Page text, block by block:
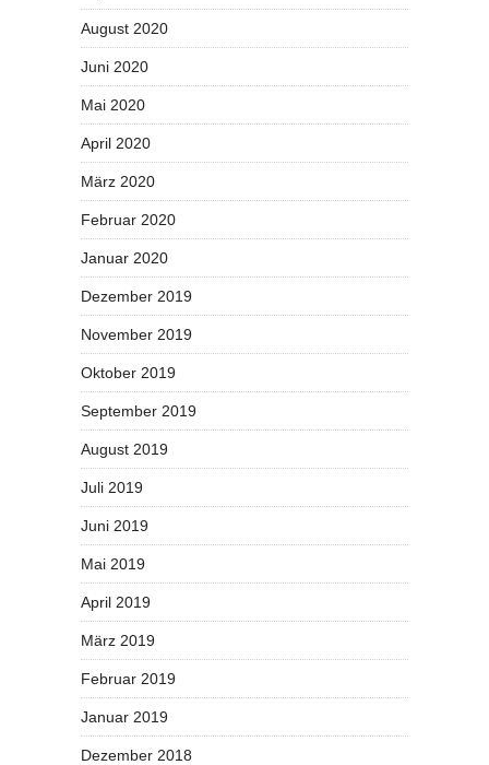
August 2020
Juni 2020
Mai 2020
April 2020
März 2020
Februar 2020
Januar 2020
Dezember 2019
November 2019
Oktober 2019
September 2019
August 2019
Juli 2019
Juni 2019
Mai 2019
April 2019
März 2019
Februar 2019
Januar 2019
Dezember 2018